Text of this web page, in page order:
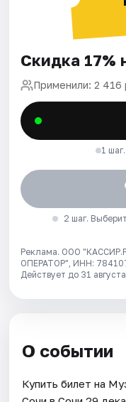
Скидка 17%
Применили: 2 416
1
2 шаг.
Реклама. ООО
ОПЕРАТОР", ИНН:
Действует до 31
О событии
Купить билет на